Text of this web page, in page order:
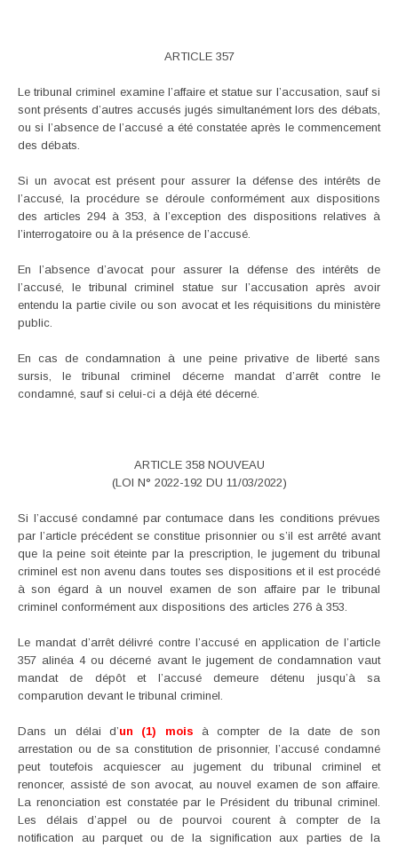
ARTICLE 357
Le tribunal criminel examine l’affaire et statue sur l’accusation, sauf si
sont présents d’autres accusés jugés simultanément lors des débats,
ou si l’absence de l’accusé a été constatée après le commencement
des débats.
Si un avocat est présent pour assurer la défense des intérêts de
l’accusé, la procédure se déroule conformément aux dispositions
des articles 294 à 353, à l’exception des dispositions relatives à
l’interrogatoire ou à la présence de l’accusé.
En l’absence d’avocat pour assurer la défense des intérêts de
l’accusé, le tribunal criminel statue sur l’accusation après avoir
entendu la partie civile ou son avocat et les réquisitions du ministère
public.
En cas de condamnation à une peine privative de liberté sans
sursis, le tribunal criminel décerne mandat d’arrêt contre le
condamné, sauf si celui-ci a déjà été décerné.
ARTICLE 358 NOUVEAU
(LOI N° 2022-192 DU 11/03/2022)
Si l’accusé condamné par contumace dans les conditions prévues
par l’article précédent se constitue prisonnier ou s’il est arrêté avant
que la peine soit éteinte par la prescription, le jugement du tribunal
criminel est non avenu dans toutes ses dispositions et il est procédé
à son égard à un nouvel examen de son affaire par le tribunal
criminel conformément aux dispositions des articles 276 à 353.
Le mandat d’arrêt délivré contre l’accusé en application de l’article
357 alinéa 4 ou décerné avant le jugement de condamnation vaut
mandat de dépôt et l’accusé demeure détenu jusqu’à sa
comparution devant le tribunal criminel.
Dans un délai d’un (1) mois à compter de la date de son
arrestation ou de sa constitution de prisonnier, l’accusé condamné
peut toutefois acquiescer au jugement du tribunal criminel et
renoncer, assisté de son avocat, au nouvel examen de son affaire.
La renonciation est constatée par le Président du tribunal criminel.
Les délais d’appel ou de pourvoi courent à compter de la
notification au parquet ou de la signification aux parties de la